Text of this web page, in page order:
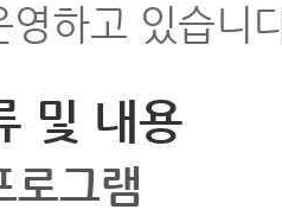
영하고 있습니
및 내용
로그램